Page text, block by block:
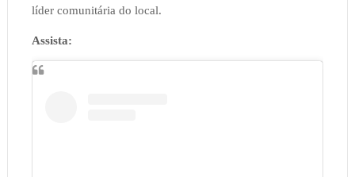
líder comunitária do local.
Assista: